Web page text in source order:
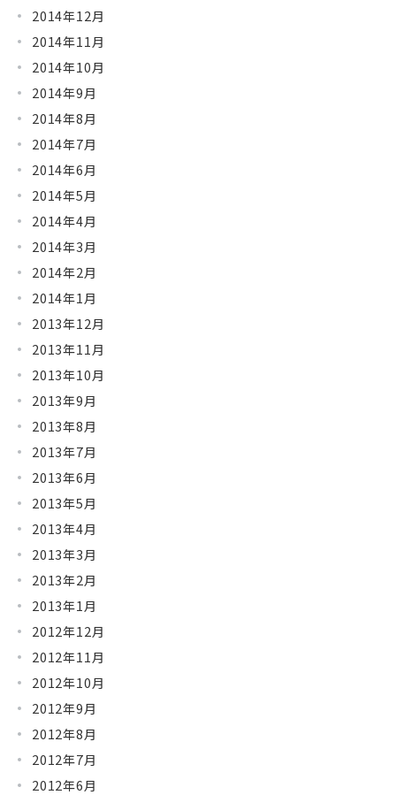
2014年12月
2014年11月
2014年10月
2014年9月
2014年8月
2014年7月
2014年6月
2014年5月
2014年4月
2014年3月
2014年2月
2014年1月
2013年12月
2013年11月
2013年10月
2013年9月
2013年8月
2013年7月
2013年6月
2013年5月
2013年4月
2013年3月
2013年2月
2013年1月
2012年12月
2012年11月
2012年10月
2012年9月
2012年8月
2012年7月
2012年6月